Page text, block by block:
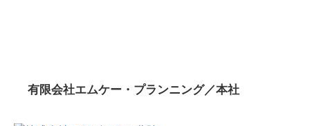
有限会社エムケー・プランニング／本社